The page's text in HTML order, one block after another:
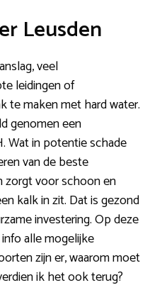
Leusden
veel
leidingen of
te maken met hard water.
genomen een
Wat in potentie schade
van de beste
zorgt voor schoon en
kalk in zit. Dat is gezond
investering. Op deze
alle mogelijke
zijn er, waarom moet
ik het ook terug?